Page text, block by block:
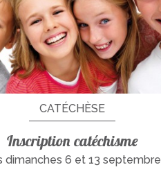
CATÉCHÈSE
Inscription catéchisme
dimanches 6 et 13 septembre